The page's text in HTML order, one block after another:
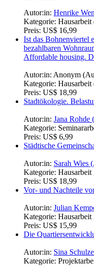
Autor:in: Henrike
Kategorie:
Preis: US$ 16,99
Ist das Bohnenviertel
bezahlbaren
Affordable housing.
Autor:in: Anonym
Kategorie:
Preis: US$ 18,99
Stadtökologie.
Autor:in: Jana Rohde
Kategorie:
Preis: US$ 6,99
Städtische
Autor:in: Sarah Wies
Kategorie:
Preis: US$ 18,99
Vor- und Nachteile
Autor:in: Julian
Kategorie:
Preis: US$ 15,99
Die
Autor:in: Sina
Kategorie: